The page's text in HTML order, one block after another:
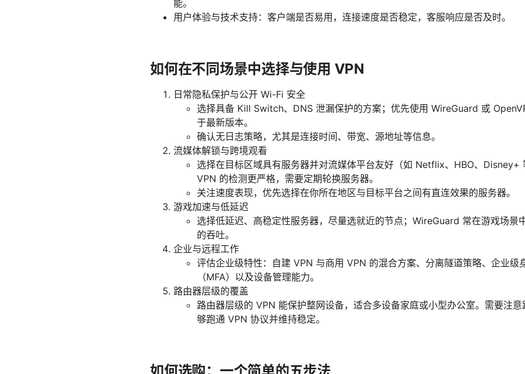
能。
用户体验与技术支持：客户端是否易用，连接速度是否稳定，客服响应是否及时。
如何在不同场景中选择与使用 VPN
日常隐私保护与公开 Wi-Fi 安全
选择具备 Kill Switch、DNS 泄漏保护的方案；优先使用 WireGuard 或
于最新版本。
确认无日志策略，尤其是连接时间、带宽、源地址等信息。
流媒体解锁与跨境观看
选择在目标区域具有服务器并对流媒体平台友好（如 Netflix、HBO、Disney+
VPN 的检测更严格，需要定期轮换服务器。
关注速度表现，优先选择在你所在地区与目标平台之间有直连效果的服务器。
游戏加速与低延迟
选择低延迟、高稳定性服务器，尽量选就近的节点；WireGuard 常在游戏场景
的吞吐。
企业与远程工作
评估企业级特性：自建 VPN 与商用 VPN 的混合方案、分离隧道策略、企业级
（MFA）以及设备管理能力。
路由器层级的覆盖
路由器层级的 VPN 能保护整网设备，适合多设备家庭或小型办公室。需要注
够跑通 VPN 协议并维持稳定。